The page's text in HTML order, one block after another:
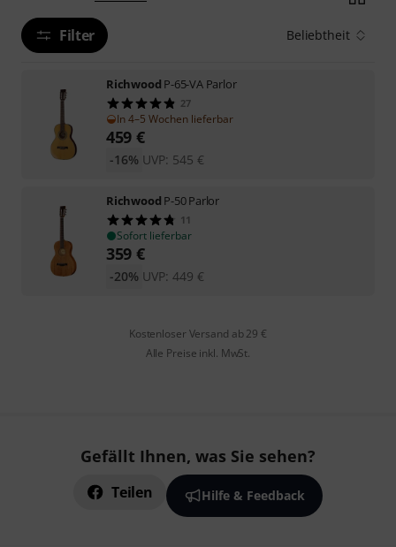
Filter Beliebtheit
Richwood P-65-VA Parlor
27
In 4–5 Wochen lieferbar
459 €
UVP: 545 €
-16%
Richwood P-50 Parlor
11
Sofort lieferbar
359 €
UVP: 449 €
-20%
Kostenloser Versand ab 29 €
Alle Preise inkl. MwSt.
Gefällt Ihnen, was Sie sehen?
Teilen Hilfe & Feedback